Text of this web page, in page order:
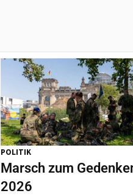
POLITIK
Marsch zum
2026